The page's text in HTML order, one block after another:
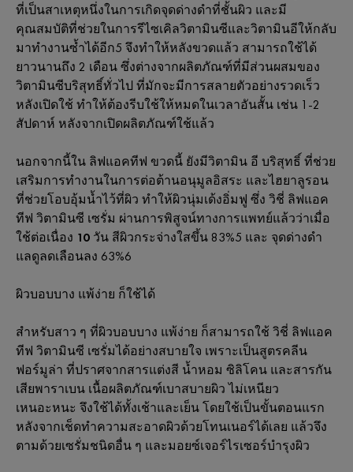
ที่เป็นสาเหตุหนึ่งในการเกิดจุดด่างดำที่ชั้นผิว และมี
คุณสมบัติที่ช่วยในการรีไซเคิลวิตามินซีและวิตามินอีให้กลับ
มาทำงานซ้ำได้อีก5 จึงทำให้หลังขวดแล้ว สามารถใช้ได้
ยาวนานถึง 2 เดือน ซึ่งต่างจากผลิตภัณฑ์ที่มีส่วนผสมของ
วิตามินซีบริสุทธิ์ทั่วไป ที่มักจะมีการสลายตัวอย่างรวดเร็ว
หลังเปิดใช้ ทำให้ต้องรีบใช้ให้หมดในเวลาอันสั้น เช่น 1-2
สัปดาห์ หลังจากเปิดผลิตภัณฑ์ใช้แล้ว
นอกจากนี้ใน ลิฟแอคทีฟ ขวดนี้ ยังมีวิตามิน อี บริสุทธิ์ ที่ช่วย
เสริมการทำงานในการต่อต้านอนุมูลอิสระ และไฮยาลูรอน
ที่ช่วยโอบอุ้มน้ำไว้ที่ผิว ทำให้ผิวนุ่มเด้งอิ่มฟู ซึ่ง วิชี่ ลิฟแอค
ทีฟ วิตามินซี เซรั่ม ผ่านการพิสูจน์ทางการแพทย์แล้วว่าเมื่อ
ใช้ต่อเนื่อง 10 วัน สีผิวกระจ่างใสขึ้น 83%5 และ จุดด่างดำ
แลดูลดเลือนลง 63%6
ผิวบอบบาง แพ้ง่าย ก็ใช้ได้
สำหรับสาว ๆ ที่ผิวบอบบาง แพ้ง่าย ก็สามารถใช้ วิชี่ ลิฟแอค
ทีฟ วิตามินซี เซรั่มได้อย่างสบายใจ เพราะเป็นสูตรคลีน
ฟอร์มูล่า ที่ปราศจากสารแต่งสี น้ำหอม ซิลิโคน และสารกัน
เสียพาราเบน เนื้อผลิตภัณฑ์เบาสบายผิว ไม่เหนียว
เหนอะหนะ จึงใช้ได้ทั้งเช้าและเย็น โดยใช้เป็นขั้นตอนแรก
หลังจากเช็ดทำความสะอาดผิวด้วยโทนเนอร์ได้เลย แล้วจึง
ตามด้วยเซรั่มชนิดอื่น ๆ และมอยซ์เจอร์ไรเซอร์บำรุงผิว